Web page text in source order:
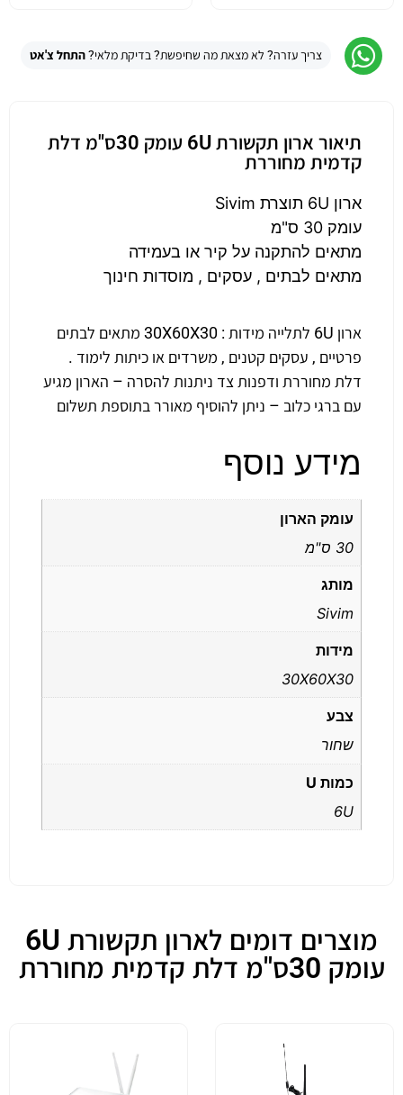
צריך עזרה? לא מצאת מה שחיפשת? בדיקת מלאי?התחל צ'אט
תיאור ארון תקשורת 6U עומק 30ס"מ דלת
קדמית מחוררת
ארון 6U תוצרת Sivim
עומק 30 ס"מ
מתאים להתקנה על קיר או בעמידה
מתאים לבתים , עסקים , מוסדות חינוך
ארון 6U לתלייה מידות : 30X60X30 מתאים לבתים
פרטיים , עסקים קטנים , משרדים או כיתות לימוד .
דלת מחוררת ודפנות צד ניתנות להסרה – הארון מגיע
עם ברגי כלוב – ניתן להוסיף מאורר בתוספת תשלום
מידע נוסף
עומק הארון
30 ס"מ
מותג
Sivim
מידות
30X60X30
צבע
שחור
כמות U
6U
מוצרים דומים לארון תקשורת 6U
עומק 30ס"מ דלת קדמית מחוררת